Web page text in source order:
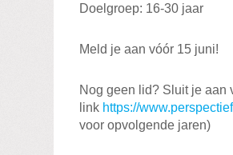
Doelgroep: 16-30 jaar
Meld je aan vóór 15 juni!
Nog geen lid? Sluit je aan
link https://
voor opvolgende jaren)